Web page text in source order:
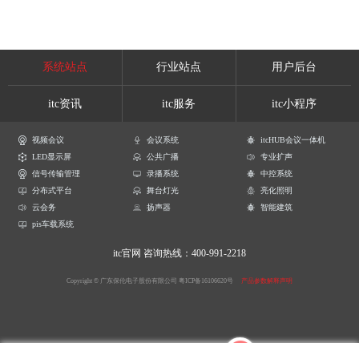
系统站点 行业站点 用户后台
itc资讯 itc服务 itc小程序
视频会议 会议系统
itcHUB会议一体机
LED显示屏
公共广播
专业扩声
信号传输管理
录播系统
中控系统
分布式平台
舞台灯光
亮化照明
云会务
扬声器
智能建筑
pis车载系统
itc官网 咨询热线：400-991-2218
Copyright © 广东保伦电子股份有限公司 粤ICP备16106620号 产品参数解释声明